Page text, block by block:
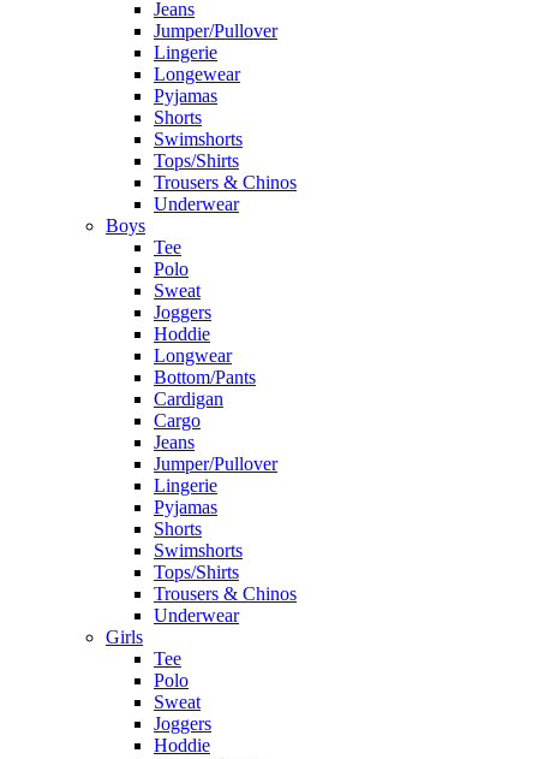
Jeans
Jumper/Pullover
Lingerie
Longewear
Pyjamas
Shorts
Swimshorts
Tops/Shirts
Trousers & Chinos
Underwear
Boys
Tee
Polo
Sweat
Joggers
Hoddie
Longwear
Bottom/Pants
Cardigan
Cargo
Jeans
Jumper/Pullover
Lingerie
Pyjamas
Shorts
Swimshorts
Tops/Shirts
Trousers & Chinos
Underwear
Girls
Tee
Polo
Sweat
Joggers
Hoddie